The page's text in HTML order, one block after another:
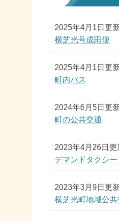
2025年4月1日更
横芝光号成田便
2025年4月1日更
町内バス
2024年6月5日更
町の公共交通
2023年4月26日更
デマンドタクシー
2023年3月9日更
横芝光町地域公